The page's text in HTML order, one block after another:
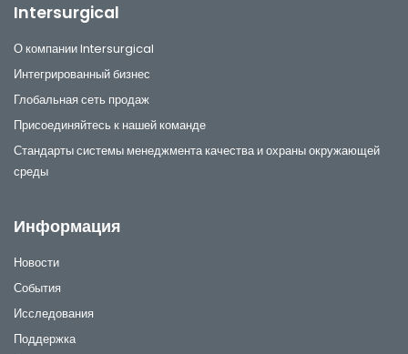
Intersurgical
О компании Intersurgical
Интегрированный бизнес
Глобальная сеть продаж
Присоединяйтесь к нашей команде
Стандарты системы менеджмента качества и охраны окружающей
среды
Информация
Новости
События
Исследования
Поддержка